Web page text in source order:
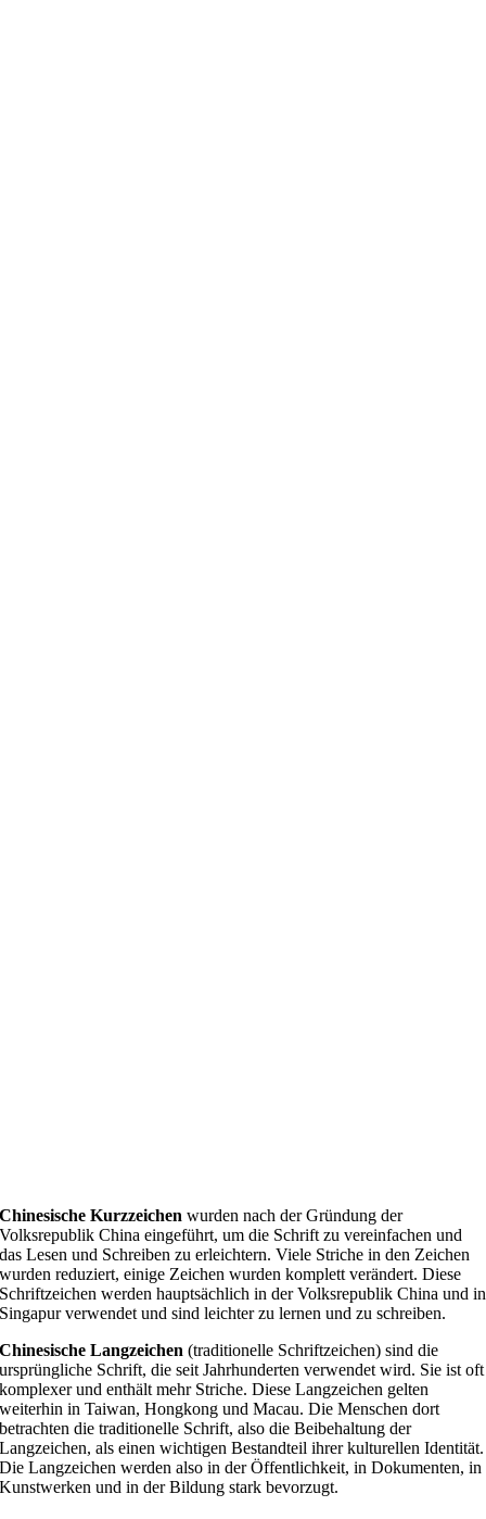
Chinesische Kurzzeichen wurden nach der Gründung der
Volksrepublik China eingeführt, um die Schrift zu vereinfachen und
das Lesen und Schreiben zu erleichtern. Viele Striche in den Zeichen
wurden reduziert, einige Zeichen wurden komplett verändert. Diese
Schriftzeichen werden hauptsächlich in der Volksrepublik China und in
Singapur verwendet und sind leichter zu lernen und zu schreiben.
Chinesische Langzeichen(traditionelle Schriftzeichen) sind die
ursprüngliche Schrift, die seit Jahrhunderten verwendet wird. Sie ist oft
komplexer und enthält mehr Striche. Diese Langzeichen gelten
weiterhin in Taiwan, Hongkong und Macau. Die Menschen dort
betrachten die traditionelle Schrift, also die Beibehaltung der
Langzeichen, als einen wichtigen Bestandteil ihrer kulturellen Identität.
Die Langzeichen werden also in der Öffentlichkeit, in Dokumenten, in
Kunstwerken und in der Bildung stark bevorzugt.